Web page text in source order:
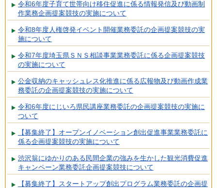
令和6年度子育て世帯向け移住促進に係る情報発信及び動画制
作業務企画提案競技の実施について
令和8年度人権啓発イベント開催業務委託の企画提案競技の実
施について
令和7年度埼玉県ＳＮＳ相談事業業務委託に係る企画提案競技
の実施について
公金収納のキャッシュレス化推進に係る広報物及び動画作成業
務委託の企画提案競技の実施について
令和6年度にじいろ県民講座業務委託の企画提案競技の実施に
ついて
【募集終了】オープンイノベーション創出促進事業業務委託に
係る企画提案競技の実施について
渋沢翁にゆかりのある民間企業の強みを生かした観光消費促進
キャンペーン業務委託企画提案競技について
【募集終了】スタートアップ創出プログラム業務委託の企画提